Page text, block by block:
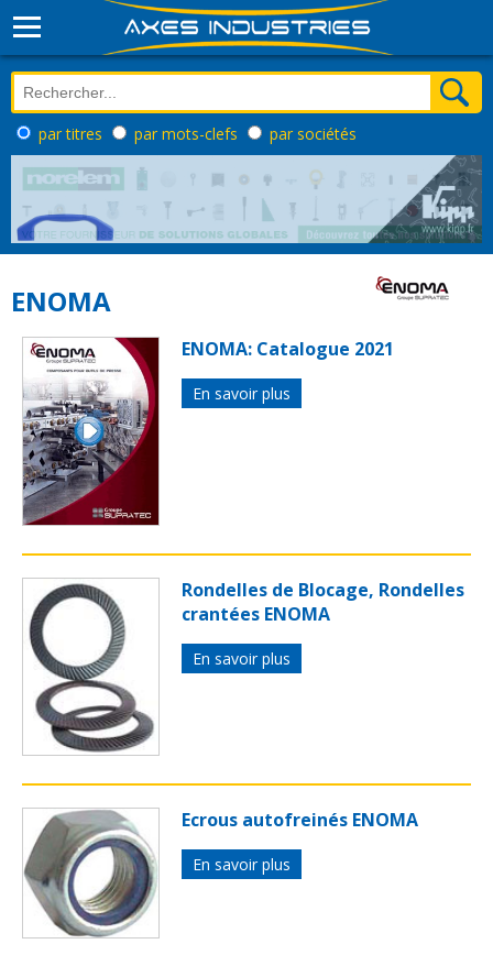
par titres par mots-clefs par sociétés
ENOMA
ENOMA: Catalogue 2021
En savoir plus
Rondelles de Blocage, Rondelles
crantées ENOMA
En savoir plus
Ecrous autofreinés ENOMA
En savoir plus